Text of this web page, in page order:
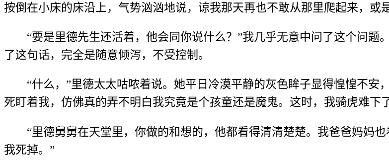
按倒在小床的床沿上，气势汹汹地说，谅我那天再也不敢从那里爬起来，或
“要是里德先生还活着，他会同你说什么？”我几乎无意中问了这个问
了这句话，完全是随意倾泻，不受控制。
“什么，”里德太太咕哝着说。她平日冷漠平静的灰色眸子显得惶惶不
死盯着我，仿佛真的弄不明白我究竟是个孩童还是魔鬼。这时，我骑虎难下了
“里德舅舅在天堂里，你做的和想的，他都看得清清楚楚。我爸爸妈妈
我死掉。”